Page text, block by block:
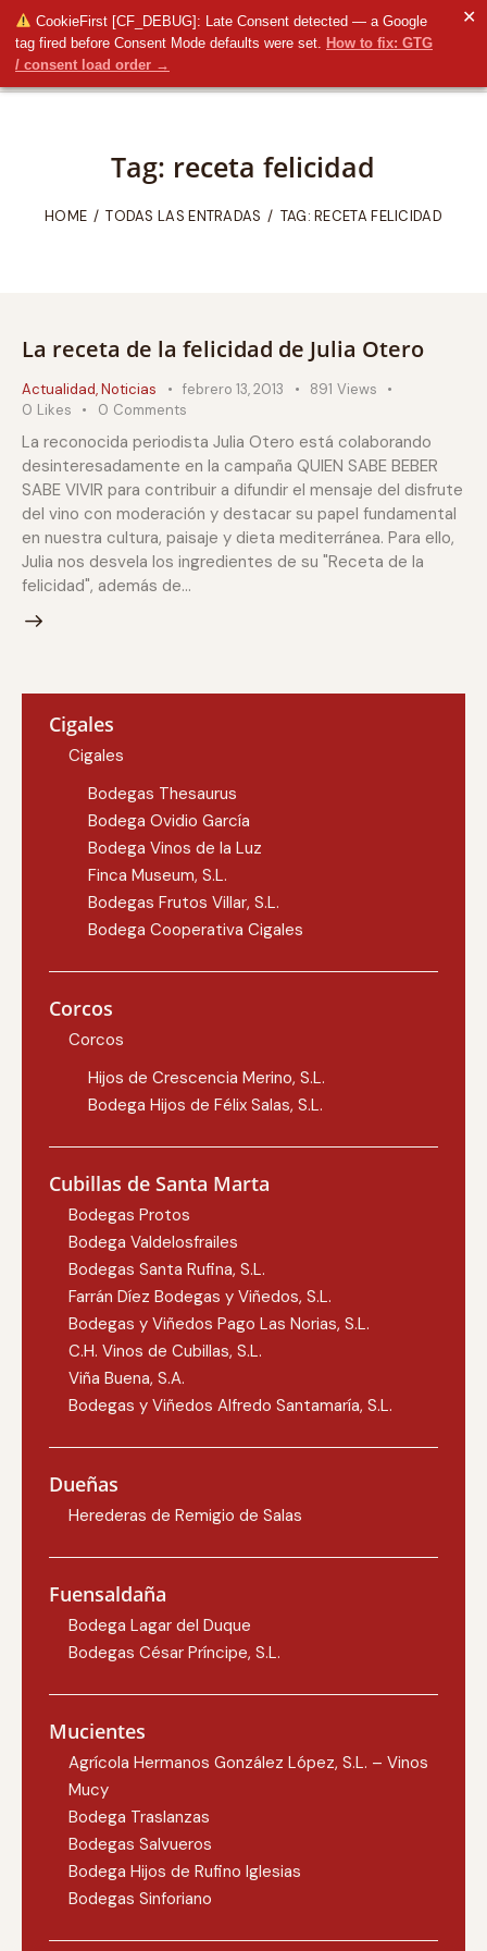
CookieFirst [CF_DEBUG]: Late Consent detected — a Google
tag fired before Consent Mode defaults were set. How to fix: GTG
/ consent load order →
✕
Tag: receta felicidad
HOME TODAS LAS ENTRADAS TAG: RECETA FELICIDAD
La receta de la felicidad de Julia Otero
Actualidad,Noticias febrero 13, 2013 891 Views
0 Likes 0 Comments
La reconocida periodista Julia Otero está colaborando
desinteresadamente en la campaña QUIEN SABE BEBER
SABE VIVIR para contribuir a difundir el mensaje del disfrute
del vino con moderación y destacar su papel fundamental
en nuestra cultura, paisaje y dieta mediterránea. Para ello,
Julia nos desvela los ingredientes de su "Receta de la
felicidad", además de…
Cigales
Cigales
Bodegas Thesaurus
Bodega Ovidio García
Bodega Vinos de la Luz
Finca Museum, S.L.
Bodegas Frutos Villar, S.L.
Bodega Cooperativa Cigales
Corcos
Corcos
Hijos de Crescencia Merino, S.L.
Bodega Hijos de Félix Salas, S.L.
Cubillas de Santa Marta
Bodegas Protos
Bodega Valdelosfrailes
Bodegas Santa Rufina, S.L.
Farrán Díez Bodegas y Viñedos, S.L.
Bodegas y Viñedos Pago Las Norias, S.L.
C.H. Vinos de Cubillas, S.L.
Viña Buena, S.A.
Bodegas y Viñedos Alfredo Santamaría, S.L.
Dueñas
Herederas de Remigio de Salas
Fuensaldaña
Bodega Lagar del Duque
Bodegas César Príncipe, S.L.
Mucientes
Agrícola Hermanos González López, S.L. – Vinos
Mucy
Bodega Traslanzas
Bodegas Salvueros
Bodega Hijos de Rufino Iglesias
Bodegas Sinforiano